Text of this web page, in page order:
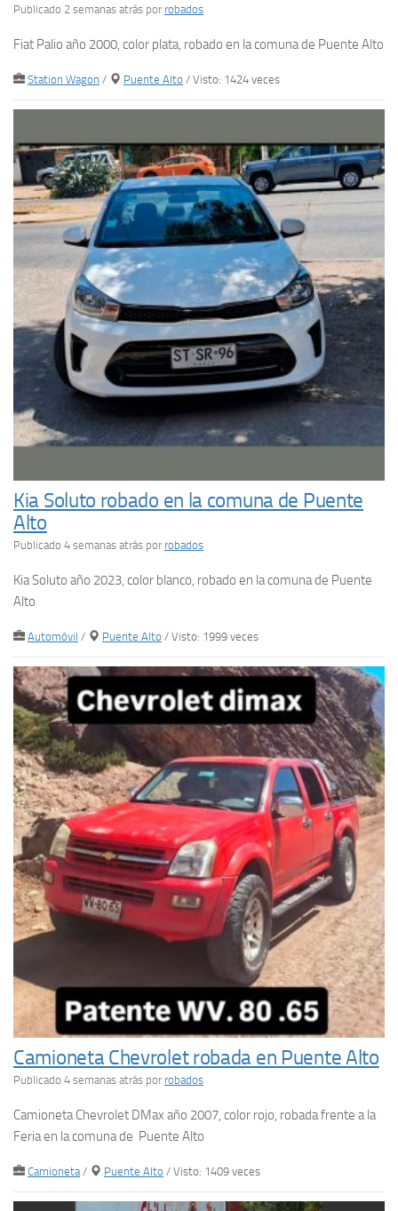
Publicado 2 semanas atrás por robados
Fiat Palio año 2000, color plata, robado en la comuna de Puente Alto
Station Wagon / Puente Alto / Visto: 1424 veces
Kia Soluto robado en la comuna de Puente
Alto
Publicado 4 semanas atrás por robados
Kia Soluto año 2023, color blanco, robado en la comuna de Puente
Alto
Automóvil / Puente Alto / Visto: 1999 veces
Camioneta Chevrolet robada en Puente Alto
Publicado 4 semanas atrás por robados
Camioneta Chevrolet DMax año 2007, color rojo, robada frente a la
Feria en la comuna de Puente Alto
Camioneta/ Puente Alto / Visto: 1409 veces